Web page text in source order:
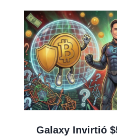
Galaxy Invirtió